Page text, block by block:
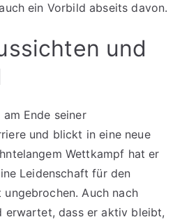
ein Vorbild abseits davon.
und
Ende seiner
und blickt in eine neue
Wettkampf hat er
Leidenschaft für den
Auch nach
erwartet, dass er aktiv bleibt,